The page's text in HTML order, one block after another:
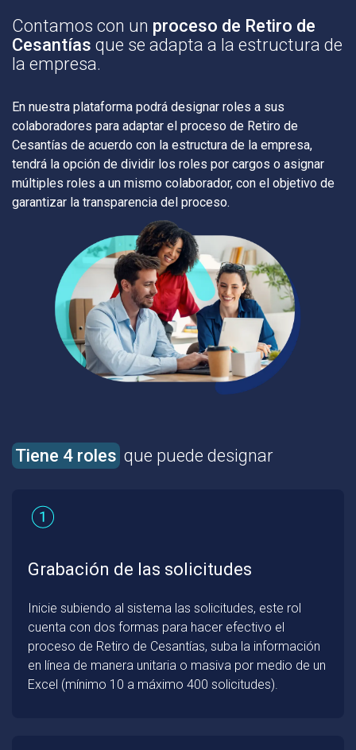
Contamos con un proceso de Retiro de
Cesantías que se adapta a la estructura de
la empresa.
En nuestra plataforma podrá designar roles a sus
colaboradores para adaptar el proceso de Retiro de
Cesantías de acuerdo con la estructura de la empresa,
tendrá la opción de dividir los roles por cargos o asignar
múltiples roles a un mismo colaborador, con el objetivo de
garantizar la transparencia del proceso.
Tiene 4 roles que puede designar
Grabación de las solicitudes
Inicie subiendo al sistema las solicitudes, este rol
cuenta con dos formas para hacer efectivo el
proceso de Retiro de Cesantías, suba la información
en línea de manera unitaria o masiva por medio de un
Excel (mínimo 10 a máximo 400 solicitudes).